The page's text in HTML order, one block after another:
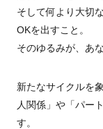
そして何より大切
OKを出すこと。
そのゆるみが、あ
新たなサイクルを
人関係」や「パー
す。